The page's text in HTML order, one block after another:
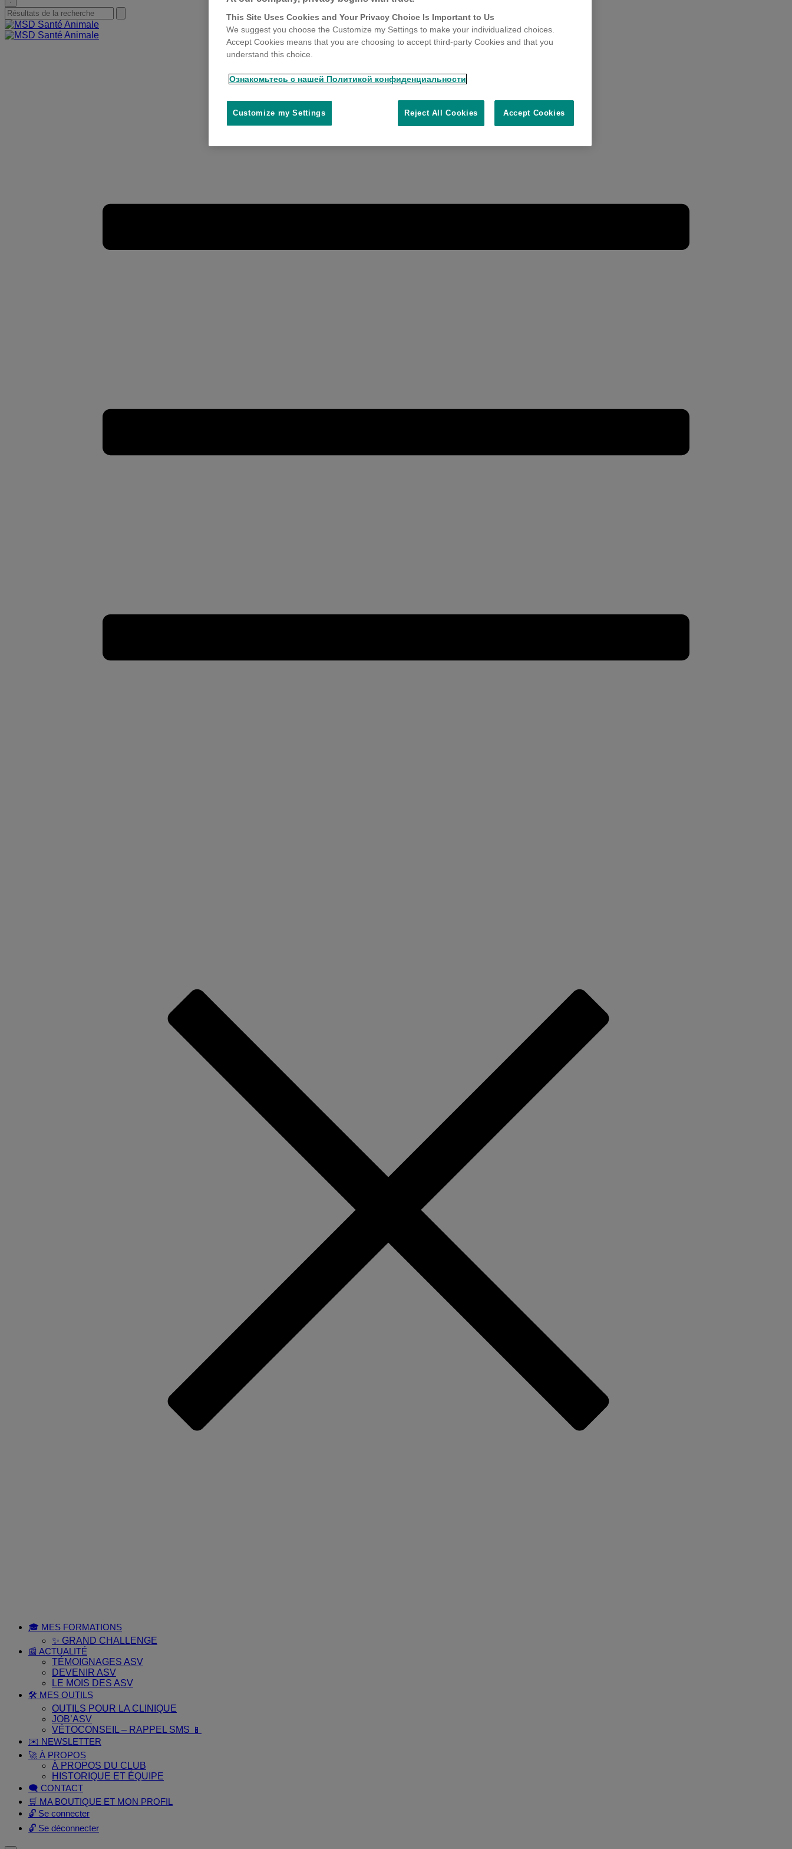
Search
for:
search
🎓 MES FORMATIONS
✨ GRAND CHALLENGE
📰 ACTUALITÉ
TÉMOIGNAGES ASV
DEVENIR ASV
LE MOIS DES ASV
🛠️ MES OUTILS
OUTILS POUR LA CLINIQUE
JOB’ASV
VÉTOCONSEIL – RAPPEL SMS 📱
✉️ NEWSLETTER
🚀 À PROPOS
À PROPOS DU CLUB
HISTORIQUE ET ÉQUIPE
🗨️ CONTACT
🛒 MA BOUTIQUE ET MON PROFIL
🔓 Se connecter
🔓 Se déconnecter
This Site Uses Cookies and Your Privacy Choice Is Important to Us
We suggest you choose the Customize my Settings to make your individualized choices.
Accept Cookies means that you are choosing to accept third-party Cookies and that you
understand this choice.
Ознакомьтесь с нашей Политикой конфиденциальности
Customize my Settings Reject All Cookies Accept Cookies